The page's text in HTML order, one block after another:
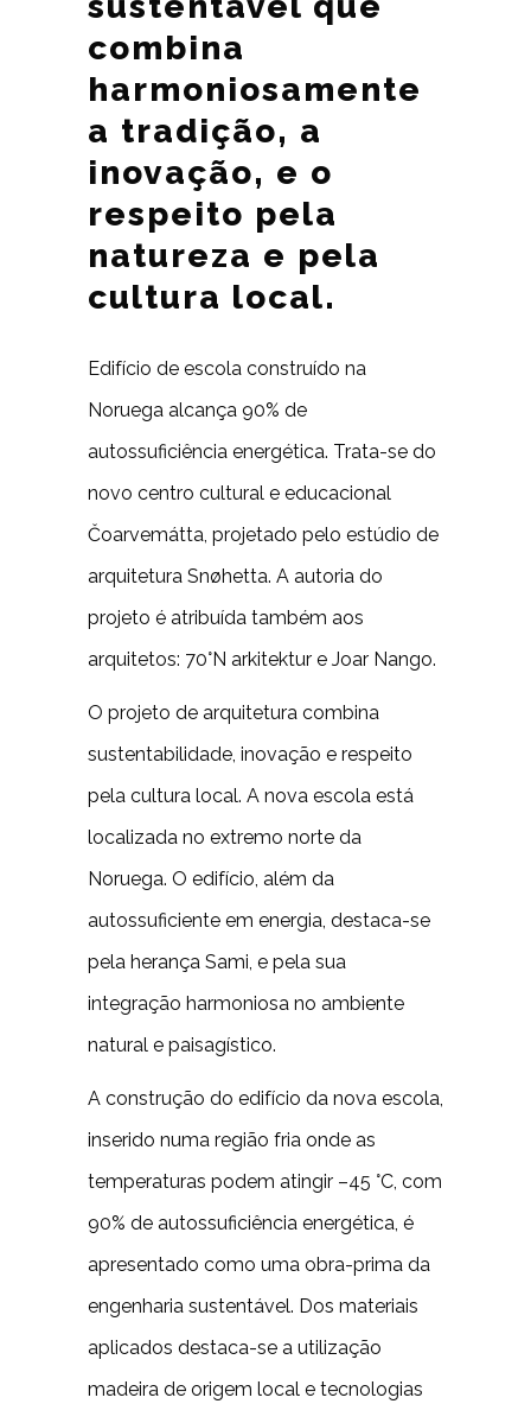
combina
harmoniosamente
a tradição, a
inovação, e o
respeito pela
natureza e pela
cultura local.
Edifício de escola construído na
Noruega alcança 90% de
autossuficiência energética. Trata-se do
novo centro cultural e educacional
Čoarvemátta, projetado pelo estúdio de
arquitetura Snøhetta. A autoria do
projeto é atribuída também aos
arquitetos: 70°N arkitektur e Joar Nango.
O projeto de arquitetura combina
sustentabilidade, inovação e respeito
pela cultura local. A nova escola está
localizada no extremo norte da
Noruega. O edifício, além da
autossuficiente em energia, destaca-se
pela herança Sami, e pela sua
integração harmoniosa no ambiente
natural e paisagístico.
A construção do edifício da nova escola,
inserido numa região fria onde as
temperaturas podem atingir –45 °C, com
90% de autossuficiência energética, é
apresentado como uma obra-prima da
engenharia sustentável. Dos materiais
aplicados destaca-se a utilização
madeira de origem local e tecnologias